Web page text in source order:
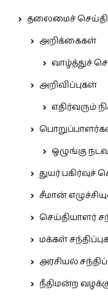
தலைமைச்
அறிக்கைகள்
வாழ்த்துச்
அறிவிப்புகள்
எதிர்வரும்
ஒழுங்கு
துயர் பகிர்வுச்
சீமான்
செய்தியாளர்
மக்கள்
அரசியல்
நீதிமன்ற